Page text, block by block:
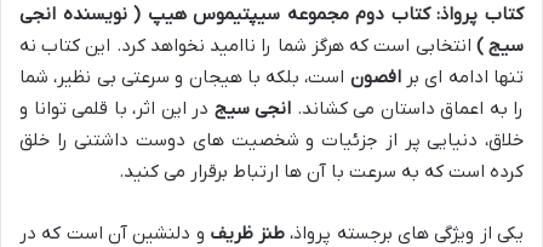
کتاب پرواذ: کتاب دوم مجموعه سیپتیموس هیپ ( نویسنده انجی
سیج ) انتخابی است که هرگز شما را ناامید نخواهد کرد. این کتاب نه
تنها ادامه ای برافصون است، بلکه با هیجان و سرعتی بی نظیر، شما
را به اعماق داستان می کشاند. انجی سیج در این اثر، با قلمی توانا و
خلاق، دنیایی پر از جزئیات و شخصیت های دوست داشتنی را خلق
کرده است که به سرعت با آن ها ارتباط برقرار می کنید.
یکی از ویژگی های برجسته پرواذ، طنز ظریف و دلنشین آن است که در